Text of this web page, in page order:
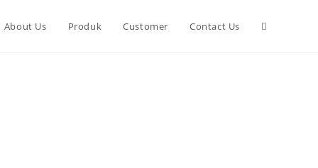
About Us Produk Customer Contact Us